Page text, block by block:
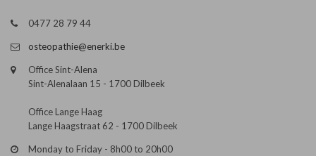
0477 28 79 44
osteopathie@enerki.be
Office Sint-Alena
Sint-Alenalaan 15 - 1700 Dilbeek
Office Lange Haag
Lange Haagstraat 62 - 1700 Dilbeek
Monday to Friday - 8h00 to 20h00